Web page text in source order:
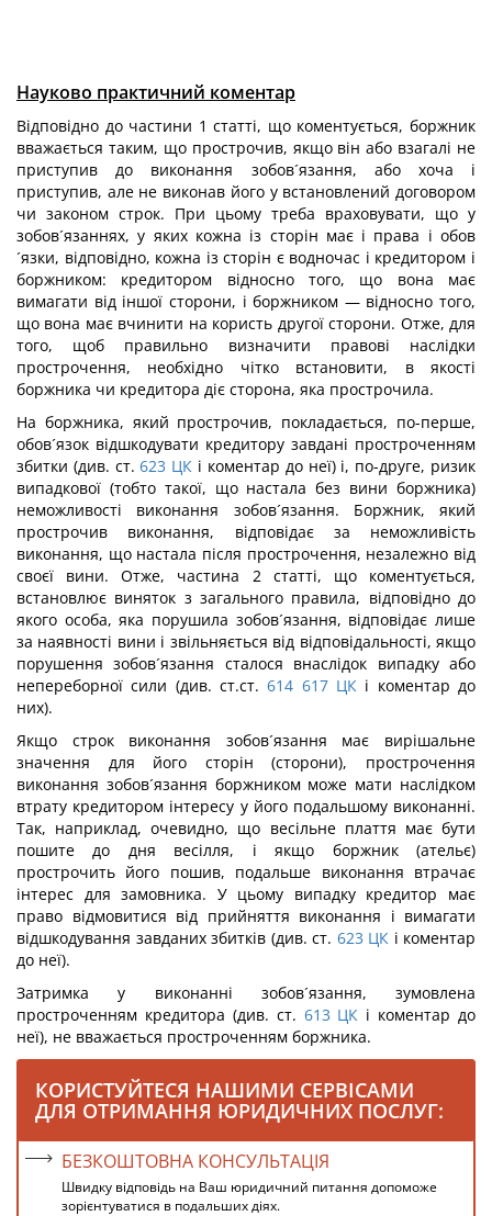
Науково практичний коментар
Відповідно до частини 1 статті, що коментується, боржник
вважається таким, що прострочив, якщо він або взагалі не
приступив до виконання зобов´язання, або хоча і
приступив, але не виконав його у встановлений договором
чи законом строк. При цьому треба враховувати, що у
зобов´язаннях, у яких кожна із сторін має і права і обов
´язки, відповідно, кожна із сторін є водночас і кредитором і
боржником: кредитором відносно того, що вона має
вимагати від іншої сторони, і боржником — відносно того,
що вона має вчинити на користь другої сторони. Отже, для
того, щоб правильно визначити правові наслідки
прострочення, необхідно чітко встановити, в якості
боржника чи кредитора діє сторона, яка прострочила.
На боржника, який прострочив, покладається, по-перше,
обов´язок відшкодувати кредитору завдані простроченням
збитки (див. ст. 623 ЦК і коментар до неї) і, по-друге, ризик
випадкової (тобто такої, що настала без вини боржника)
неможливості виконання зобов´язання. Боржник, який
прострочив виконання, відповідає за неможливість
виконання, що настала після прострочення, незалежно від
своєї вини. Отже, частина 2 статті, що коментується,
встановлює виняток з загального правила, відповідно до
якого особа, яка порушила зобов´язання, відповідає лише
за наявності вини і звільняється від відповідальності, якщо
порушення зобов´язання сталося внаслідок випадку або
непереборної сили (див. ст.ст. 614 617 ЦК і коментар до
них).
Якщо строк виконання зобов´язання має вирішальне
значення для його сторін (сторони), прострочення
виконання зобов´язання боржником може мати наслідком
втрату кредитором інтересу у його подальшому виконанні.
Так, наприклад, очевидно, що весільне плаття має бути
пошите до дня весілля, і якщо боржник (ательє)
прострочить його пошив, подальше виконання втрачає
інтерес для замовника. У цьому випадку кредитор має
право відмовитися від прийняття виконання і вимагати
відшкодування завданих збитків (див. ст. 623 ЦК і коментар
до неї).
Затримка у виконанні зобов´язання, зумовлена
простроченням кредитора (див. ст. 613 ЦК і коментар до
неї), не вважається простроченням боржника.
КОРИСТУЙТЕСЯ НАШИМИ СЕРВІСАМИ
ДЛЯ ОТРИМАННЯ ЮРИДИЧНИХ ПОСЛУГ:
БЕЗКОШТОВНА КОНСУЛЬТАЦІЯ
Швидку відповідь на Ваш юридичний питання допоможе
зорієнтуватися в подальших діях.